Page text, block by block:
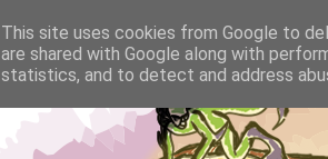
This site uses cookies from Google to
are shared with Google along with
statistics, and to detect and address